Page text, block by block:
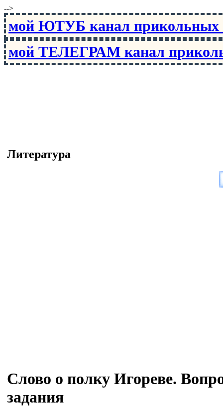
-->
мой ЮТУБ канал
мой ТЕЛЕГРАМ канал
Литература
Слово о полку Игореве.
задания